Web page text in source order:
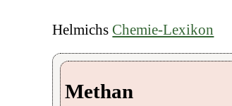
Helmichs Chemie-Lexikon
Methan